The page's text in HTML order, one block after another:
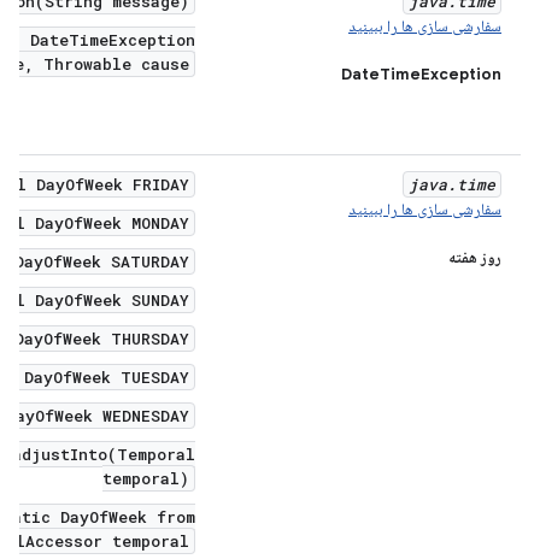
سفارشی سازی ها را ببینید
DateTimeException
DateTimeException(
Throwable cause)
java. time
سفارشی سازی ها را ببینید
روز هفته
FRIDAY
MONDAY
SATURDAY
SUNDAY
THURSDAY
TUESDAY
WEDNESDAY
adjustInto(Temporal
temporal)
DayOfWeek from(
temporal)